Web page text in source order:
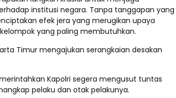
institusi negara. Tanpa tanggapan yang
efek jera yang merugikan upaya
yang paling membutuhkan.
Timur mengajukan serangkaian desakan
Kapolri segera mengusut tuntas
pelaku dan otak pelakunya.